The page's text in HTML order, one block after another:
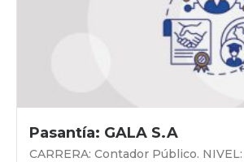
Pasantía: GALA S.A
CARRERA: Contador Público.